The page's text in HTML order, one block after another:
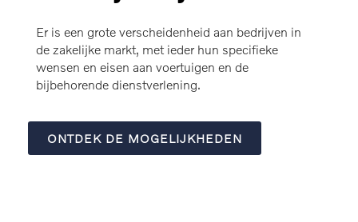
Er is een grote verscheidenheid aan bedrijven in
de zakelijke markt, met ieder hun specifieke
wensen en eisen aan voertuigen en de
bijbehorende dienstverlening.
ONTDEK DE MOGELIJKHEDEN